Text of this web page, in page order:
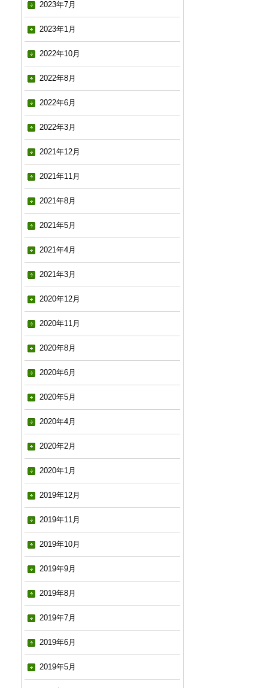
2023年7月
2023年1月
2022年10月
2022年8月
2022年6月
2022年3月
2021年12月
2021年11月
2021年8月
2021年5月
2021年4月
2021年3月
2020年12月
2020年11月
2020年8月
2020年6月
2020年5月
2020年4月
2020年2月
2020年1月
2019年12月
2019年11月
2019年10月
2019年9月
2019年8月
2019年7月
2019年6月
2019年5月